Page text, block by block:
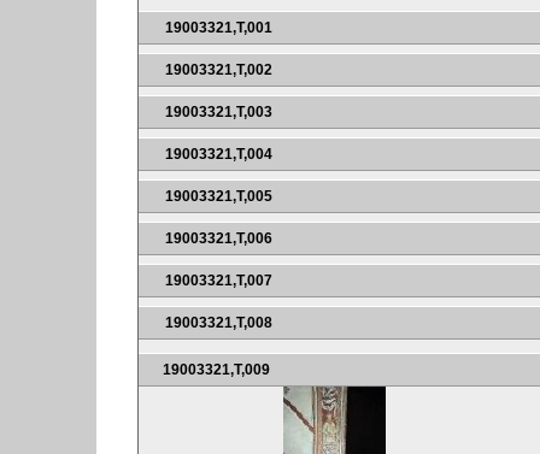
19003321,T,001
19003321,T,002
19003321,T,003
19003321,T,004
19003321,T,005
19003321,T,006
19003321,T,007
19003321,T,008
19003321,T,009